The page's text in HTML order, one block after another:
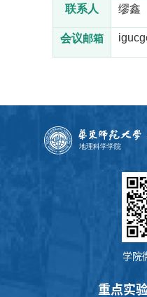
联系人 缪鑫
会议邮箱
学院
重点实